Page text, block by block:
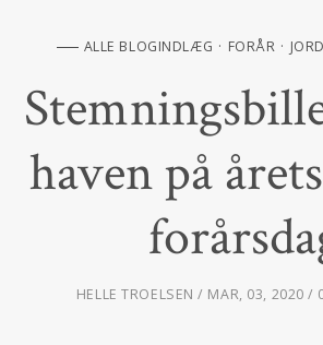
ALLE BLOGINDLÆG FORÅR JORD
haven på
HELLE TROELSEN MAR, 03, 2020